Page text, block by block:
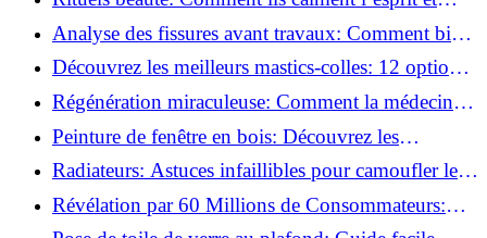
chouchoutent votre âme!
Analyse des fissures avant travaux: Comment bien
préparer vos surfaces!
Découvrez les meilleurs mastics-colles: 12 options
dès 6,70 €!
Régénération miraculeuse: Comment la médecine
régénérative peut restaurer votre confiance!
Peinture de fenêtre en bois: Découvrez les
techniques infaillibles pour un résultat parfait!
Radiateurs: Astuces infaillibles pour camoufler les
tuyaux apparents!
Révélation par 60 Millions de Consommateurs:
Découvrez le sérum anti-rides numéro un!